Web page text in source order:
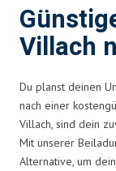
Villach
Du planst deinen
nach einer
Villach, sind dein
Mit unserer
Alternative, um